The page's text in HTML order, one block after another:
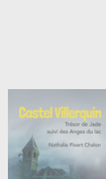
TOUT LE
RENCONTRE
REVUE DE